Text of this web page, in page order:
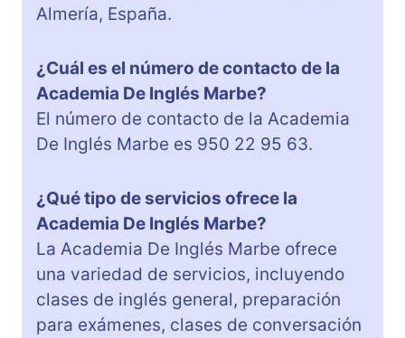
Almería, España.
¿Cuál es el número de contacto de la
Academia De Inglés Marbe?
El número de contacto de la Academia
De Inglés Marbe es 950 22 95 63.
¿Qué tipo de servicios ofrece la
Academia De Inglés Marbe?
La Academia De Inglés Marbe ofrece
una variedad de servicios, incluyendo
clases de inglés general, preparación
para exámenes, clases de conversación